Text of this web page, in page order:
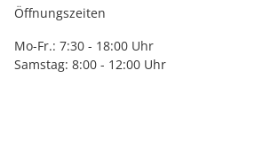
Öffnungszeiten
Mo-Fr.: 7:30 - 18:00 Uhr
Samstag: 8:00 - 12:00 Uhr